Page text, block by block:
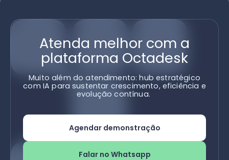
Atenda melhor com a
plataforma Octadesk
Muito além do atendimento: hub estratégico
com IA para sustentar crescimento, eficiência e
evolução contínua.
Agendar demonstração
Falar no Whatsapp